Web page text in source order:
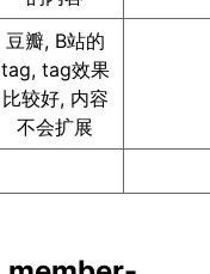
豆瓣, B站的
tag, tag效果
比较好, 内容
不会扩展